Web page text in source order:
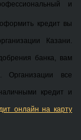
и
кредит вы
Казани.
банка, вам
Организации все
кредит и
онлайн на карту